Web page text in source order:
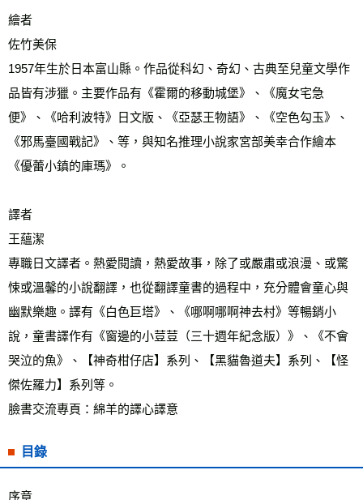
繪者
佐竹美保
1957年生於日本富山縣。作品從科幻、奇幻、古典至兒童文學作
品皆有涉獵。主要作品有《霍爾的移動城堡》、《魔女宅急
便》、《哈利波特》日文版、《亞瑟王物語》、《空色勾玉》、
《邪馬臺國戰記》、等，與知名推理小說家宮部美幸合作繪本
《優蕾小鎮的庫瑪》。
譯者
王蘊潔
專職日文譯者。熱愛閱讀，熱愛故事，除了或嚴肅或浪漫、或驚
悚或溫馨的小說翻譯，也從翻譯童書的過程中，充分體會童心與
幽默樂趣。譯有《白色巨塔》、《哪啊哪啊神去村》等暢銷小
說，童書譯作有《窗邊的小荳荳（三十週年紀念版）》、《不會
哭泣的魚》、【神奇柑仔店】系列、【黑貓魯道夫】系列、【怪
傑佐羅力】系列等。
臉書交流專頁：綿羊的譯心譯意
目錄
序章